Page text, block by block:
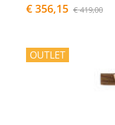
€ 356,15 € 419,00
OUTLET